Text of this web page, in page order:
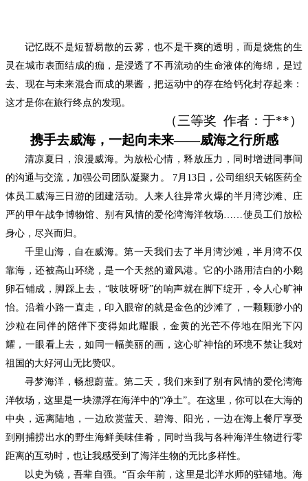
记忆既不是短暂易散的云雾，也不是干爽的透明，而是烧焦的生
灵在城市表面结成的痂，是浸透了不再流动的生命液体的海绵，是过
去、现在与未来混合而成的果酱，把运动中的存在给钙化封存起来：
这才是你在旅行终点的发现。
（三等奖 作者： 于**）
携手去威海，一起向未来——威海之行所感
清凉夏日，浪漫威海。为放松心情，释放压力，同时增进同事间
的沟通与交流，加强公司团队凝聚力。
7月13日，公司组织天铭医药全
体员工威海三日游的团建活动。人来人往异常火爆的半月湾沙滩、庄
严的甲午战争博物馆、别有风情的爱伦湾海洋牧场……使员工们放松
身心，尽兴而归。
千里山海，自在威海。第一天我们去了半月湾沙滩，半月湾不仅
靠海，还被高山环绕，是一个天然的避风港。它的小路用洁白的小鹅
卵石铺成，脚踩上去， “吱吱呀呀”的响声就在脚下绽开，令人心旷神
怡。沿着小路一直走，印入眼帘的就是金色的沙滩了，一颗颗渺小的
沙粒在同伴的陪伴下变得如此耀眼，金黄的光芒不停地在阳光下闪
耀，一眼看上去，如同一幅美丽的画，这心旷神怡的环境不禁让我对
祖国的大好河山无比赞叹。
寻梦海洋，畅想蔚蓝。第二天，我们来到了别有风情的爱伦湾海
洋牧场，这里是一块漂浮在海洋中的“净土”。在这里，你可以在大海的
中央，远离陆地，一边欣赏蓝天、碧海、阳光，一边在海上餐厅享受
到刚捕捞出水的野生海鲜美味佳肴，同时当我与各种海洋生物进行零
距离的互动时，也让我感受到了海洋生物的无比多样性。
以史为镜，吾辈自强。“百余年前，这里是北洋水师的驻锚地。海